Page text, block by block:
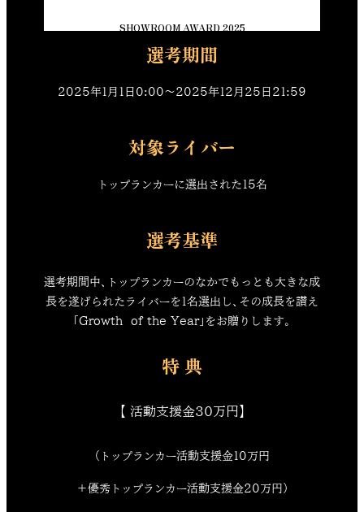
SHOWROOM AWARD 2025
選考期間
2025年1月1日0:00〜2025年12月25日21:59
対象ライバー
トップランカーに選出された15名
選考基準
選考期間中、トップランカーのなかでもっとも大きな成
長を遂げられたライバーを1名選出し、その成長を讃え
「Growth  of the Year」をお贈りします。
特 典
【 活動支援金30万円】
（トップランカー活動支援金10万円
＋優秀トップランカー活動支援金20万円）